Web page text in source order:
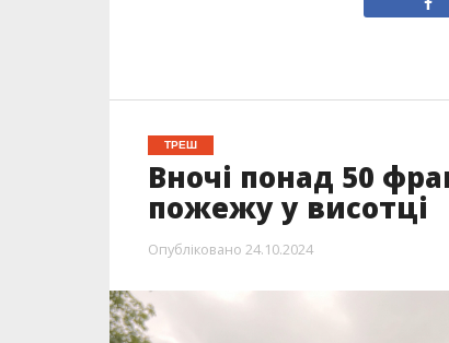
ТРЕШ
Вночі понад 50
пожежу у висотці
Опубліковано 24.10.2024